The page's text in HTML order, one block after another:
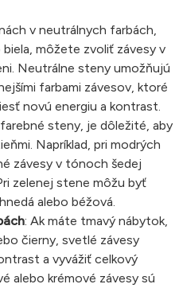
v neutrálnych farbách,
môžete zvoliť závesy v
Neutrálne steny umožňujú
farbami závesov, ktoré
novú energiu a kontrast.
steny, je dôležité, aby
Napríklad, pri modrých
závesy v tónoch šedej
zelenej stene môžu byť
alebo béžová.
: Ak máte tmavý nábytok,
čierny, svetlé závesy
a vyvážiť celkový
alebo krémové závesy sú